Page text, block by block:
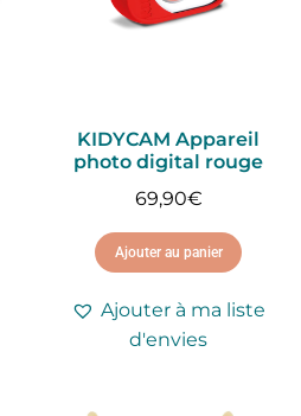
KIDYCAM Appareil
photo digital rouge
69,90€
Ajouter au panier
Ajouter à ma liste
d'envies